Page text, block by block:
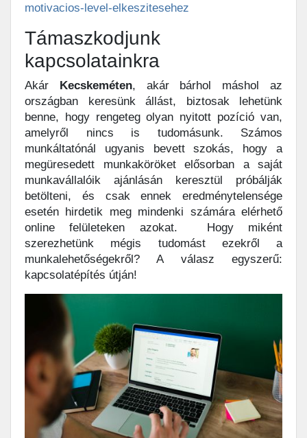
motivacios-level-elkeszitesehez
Támaszkodjunk
kapcsolatainkra
Akár Kecskeméten, akár bárhol máshol az
országban keresünk állást, biztosak lehetünk
benne, hogy rengeteg olyan nyitott pozíció van,
amelyről nincs is tudomásunk. Számos
munkáltatónál ugyanis bevett szokás, hogy a
megüresedett munkaköröket elősorban a saját
munkavállalóik ajánlásán keresztül próbálják
betölteni, és csak ennek eredménytelensége
esetén hirdetik meg mindenki számára elérhető
online felületeken azokat. Hogy miként
szerezhetünk mégis tudomást ezekről a
munkalehetőségekről? A válasz egyszerű:
kapcsolatépítés útján!